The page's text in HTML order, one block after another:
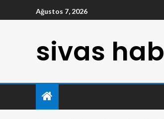
Ağustos 7, 2026
sivas